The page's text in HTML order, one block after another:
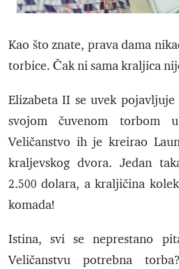
Kao što znate, prava dama
torbice. Čak ni sama kraljica
Elizabeta II se uvek
svojom čuvenom torbom
Veličanstvo ih je kreirao
kraljevskog dvora. Jedan
2.500 dolara, a kraljičina
komada!
Istina, svi se neprestano
Veličanstvu potrebna